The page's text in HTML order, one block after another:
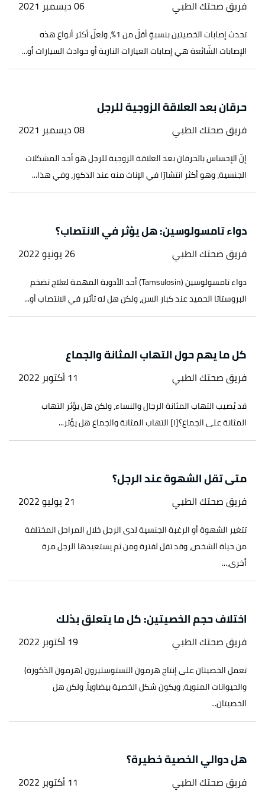
فريق صحتك الطبي 06 ديسمبر 2021
تحدث إصابات الخصيتين بنسبةٍ أقلّ من 1%، ولعلّ أكثر أنواع هذه
الإصابات الشّائعة هي إصابات العيارات النارية أو حوادث السيارات أو...
حرقان بعد العلاقة الزوجية للرجل
فريق صحتك الطبي 08 ديسمبر 2021
إنّ الإحساس بالحرقان بعد العلاقة الزوجية للرجل هو أحد المشكلات
الجنسية، وهو أكثر انتشارًا في الإناث منه عند الذكور، وفي هذا...
دواء تامسولوسين: هل يؤثر في الانتصاب؟
فريق صحتك الطبي 26 يونيو 2022
دواء تامسولوسين (Tamsulosin) أحد الأدوية المهمة لعلاج تضخم
البروستاتا الحميد عند كبار السن، ولكن هل له تأثير في الانتصاب أو...
كل ما يهم حول التهاب المثانة والجماع
فريق صحتك الطبي 11 أكتوبر 2022
قد يُصيب التهاب المثانة الرجال والنساء، ولكن هل يؤثر التهاب
المثانة على الجماع؟[١] التهاب المثانة والجماع هل يؤثر...
متى تقل الشهوة عند الرجل؟
فريق صحتك الطبي 21 يوليو 2022
تتغير الشهوة أو الرغبة الجنسية لدى الرجل خلال المراحل المختلفة
من حياة الشخص، وقد تقل لفترة ومن ثم يستعيدها الرجل مرة
أخرى،...
اختلاف حجم الخصيتين: كل ما يتعلق بذلك
فريق صحتك الطبي 19 أكتوبر 2022
تعمل الخصيتان على إنتاج هرمون التستوستيرون (هرمون الذكورة)
والحيوانات المنوية، ويكون شكل الخصية بيضاوياً، ولكن هل
الخصيتان...
هل دوالي الخصية خطيرة؟
فريق صحتك الطبي 11 أكتوبر 2022